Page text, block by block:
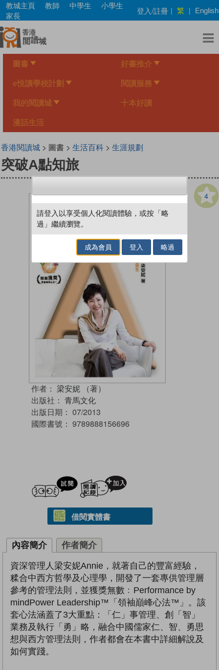
Skip
main
content
教城主頁 教師 中學生
小學生
家長
登入/註冊 | 繁 | English
圖書 好書推介
e悅讀學校計劃 閱讀服務
我的閱讀城 十本好讀
漫話生活
香港閱讀城> 圖書 > 生活百科> 生涯規劃
突破A點知旅
4
作者： 梁安妮 （著）
出版社： 青馬文化
出版日期： 07/2013
國際書號： 9789888156696
試閲
借閱實體書
內容簡介 作者簡介
資深管理人梁安妮Annie，就著自己的豐富經驗，
糅合中西方哲學及心理學，開發了一套專供管理層
參考的管理法則，並獲獎無數﹕Performance by
mindPower Leadership™「領袖巔峰心法™」。該
套心法涵蓋了3大重點：「仁」事管理、創「智」
業務及執行「勇」略，融合中國儒家仁、智、勇思
想與西方管理法則，作者都會在本書中詳細解說及
如何實踐。
請登入以享受個人化閱讀體驗，或按「略
過」繼續瀏覽。
成為會員 登入 略過